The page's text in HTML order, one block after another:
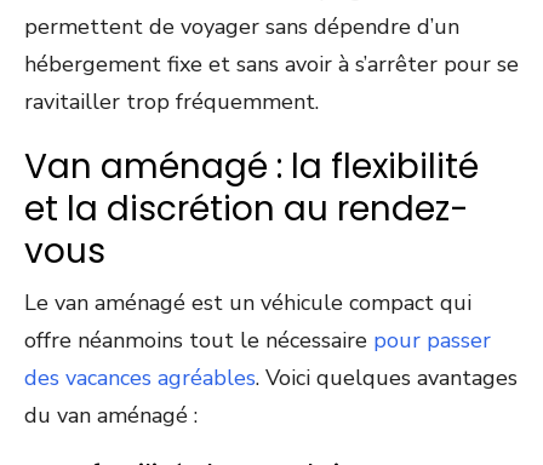
permettent de voyager sans dépendre d’un
hébergement fixe et sans avoir à s’arrêter pour se
ravitailler trop fréquemment.
Van aménagé : la flexibilité
et la discrétion au rendez-
vous
Le van aménagé est un véhicule compact qui
offre néanmoins tout le nécessaire pour passer
des vacances agréables. Voici quelques avantages
du van aménagé :